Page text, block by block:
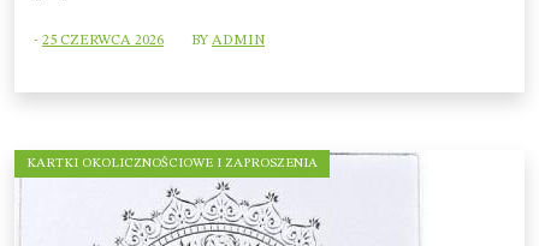
- 25 CZERWCA 2026 BY ADMIN
KARTKI OKOLICZNOŚCIOWE I ZAPROSZENIA